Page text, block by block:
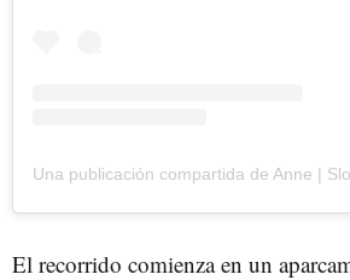
El recorrido comienza en un